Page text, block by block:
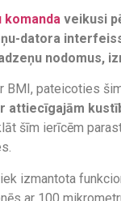
komanda veikusi
datora
nodomus,
BMI, pateicoties
attiecīgajām
šīm ierīcēm
izmantota